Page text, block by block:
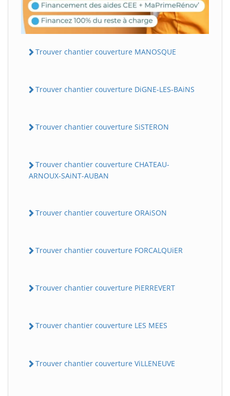
Trouver chantier couverture MANOSQUE
Trouver chantier couverture DiGNE-LES-BAiNS
Trouver chantier couverture SiSTERON
Trouver chantier couverture CHATEAU-
ARNOUX-SAiNT-AUBAN
Trouver chantier couverture ORAiSON
Trouver chantier couverture FORCALQUiER
Trouver chantier couverture PiERREVERT
Trouver chantier couverture LES MEES
Trouver chantier couverture ViLLENEUVE